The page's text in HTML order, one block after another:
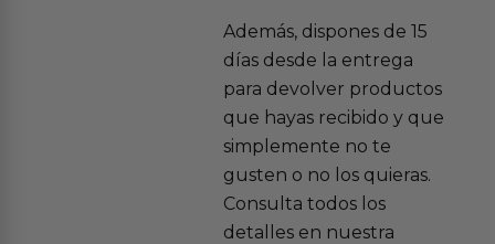
Además, dispones de 15
días desde la entrega
para devolver productos
que hayas recibido y que
simplemente no te
gusten o no los quieras.
Consulta todos los
detalles en nuestra